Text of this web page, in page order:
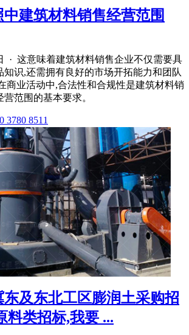
建筑材料销售经营范围
· 这意味着建筑材料销售企业不仅需要具
知识,还需拥有良好的市场开拓能力和团队
商业活动中,合法性和合规性是建筑材料销
范围的基本要求。
3780 8511
东及东北工区膨润土采购招
料类招标,我要 ...